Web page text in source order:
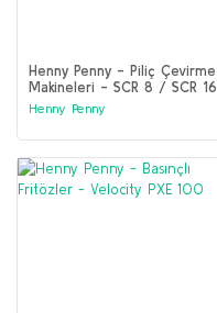
Henny Penny - Piliç Çevirme
Makineleri - SCR 8 / SCR 16
Henny Penny